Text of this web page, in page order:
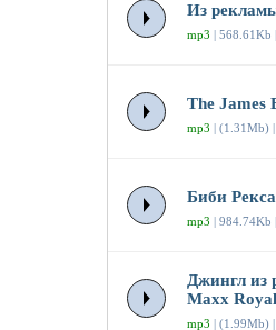
Из
mp3 | 568.61Kb
The James
mp3 | (1.31Mb)
Биби
mp3 | 984.74Kb
Джингл из
Maxx
mp3 | (1.99Mb)